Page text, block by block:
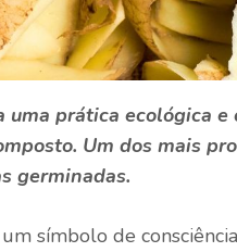
prática ecológica
Um dos mais
germinadas.
símbolo de